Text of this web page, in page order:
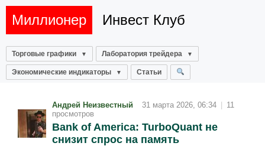
Миллионер Инвест Клуб
Торговые графики Лаборатория трейдера
Экономические индикаторы Статьи
Андрей Неизвестный 31 марта 2026, 06:34
11
просмотров
Bank of America: TurboQuant не
снизит спрос на память